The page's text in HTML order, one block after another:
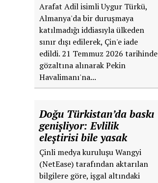
Arafat Adil isimli Uygur Türkü,
Almanya'da bir duruşmaya
katılmadığı iddiasıyla ülkeden
sınır dışı edilerek, Çin'e iade
edildi. 21 Temmuz 2026 tarihinde
gözaltına alınarak Pekin
Havalimanı'na...
Doğu Türkistan’da baskı
genişliyor: Evlilik
eleştirisi bile yasak
Çinli medya kuruluşu Wangyi
(NetEase) tarafından aktarılan
bilgilere göre, işgal altındaki